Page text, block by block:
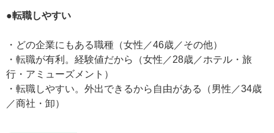
●転職しやすい
・どの企業にもある職種（女性／46歳／その他）
・転職が有利。経験値だから（女性／28歳／ホテル・旅
行・アミューズメント）
・転職しやすい。外出できるから自由がある（男性／34歳
／商社・卸）